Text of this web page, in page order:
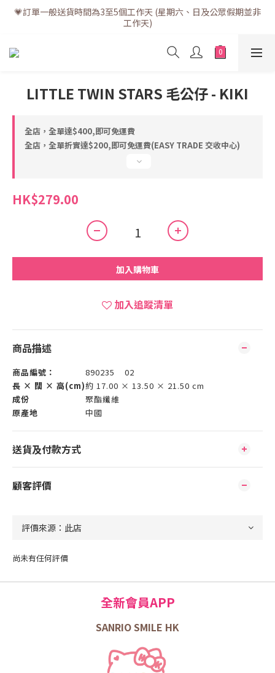
💗訂單一般送貨時間為3至5個工作天 (星期六、日及公眾假期並非
工作天)
💗訂單一般送貨時間為3至5個工作天 (星期六、日及公眾假期並非
工作天)
💗折實滿$400免運費 | 滿$200免自取點運費
💗立即下載全新會員APP享有專屬會員禮遇
💗訂單一般送貨時間為3至5個工作天 (星期六、日及公眾假期並非
工作天)
LITTLE TWIN STARS 毛公仔 - KIKI
全店，全單達$400,即可免運費
全店，全單折實達$200,即可免運費(EASY TRADE 交收中心)
HK$279.00
加入購物車
加入追蹤清單
商品描述
商品編號：
890235 02
長 × 闊 × 高(cm)約 17.00 × 13.50 × 21.50 cm
成份
聚酯纖維
原產地
中國
送貨及付款方式
顧客評價
尚未有任何評價
全新會員APP
SANRIO SMILE HK